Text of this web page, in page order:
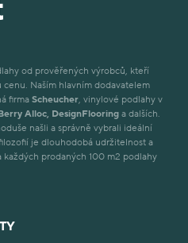
od prověřených výrobců, kteří
Naším hlavním dodavatelem
firma Scheucher, vinylové podlahy v
Alloc, DesignFlooring a dalších.
našli a správně vybrali ideální
je dlouhodobá udržitelnost a
prodaných 100 m2 podlahy